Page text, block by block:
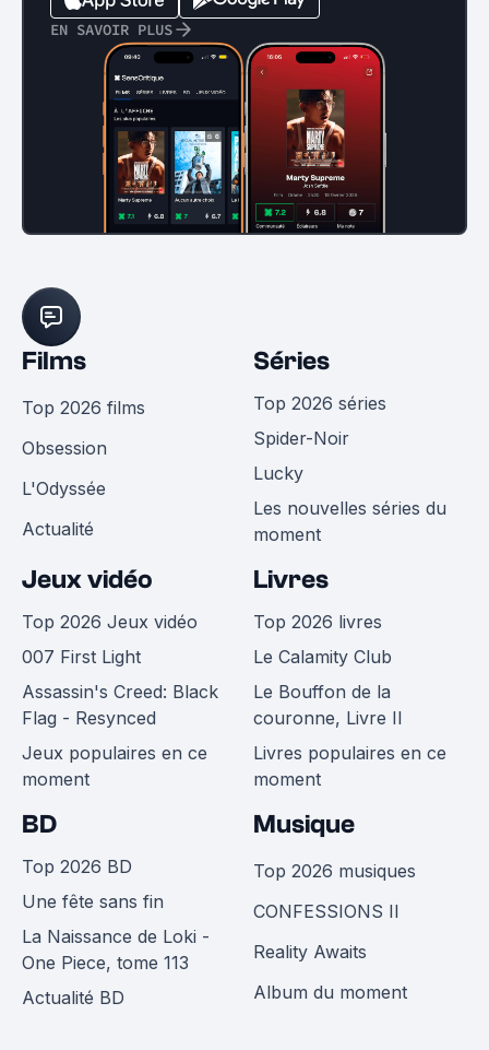
EN SAVOIR PLUS
Films
Top 2026 films
Obsession
L'Odyssée
Actualité
Séries
Top 2026 séries
Spider-Noir
Lucky
Les nouvelles séries du
moment
Jeux vidéo
Top 2026 Jeux vidéo
007 First Light
Assassin's Creed: Black
Flag - Resynced
Jeux populaires en ce
moment
Livres
Top 2026 livres
Le Calamity Club
Le Bouffon de la
couronne, Livre II
Livres populaires en ce
moment
BD
Top 2026 BD
Une fête sans fin
La Naissance de Loki -
One Piece, tome 113
Actualité BD
Musique
Top 2026 musiques
CONFESSIONS II
Reality Awaits
Album du moment